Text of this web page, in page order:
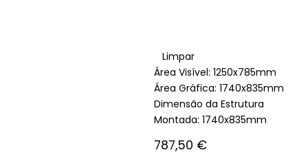
Limpar
Área Visível: 1250x785mm
Área Gráfica: 1740x835mm
Dimensão da Estrutura
Montada: 1740x835mm
787,50 €